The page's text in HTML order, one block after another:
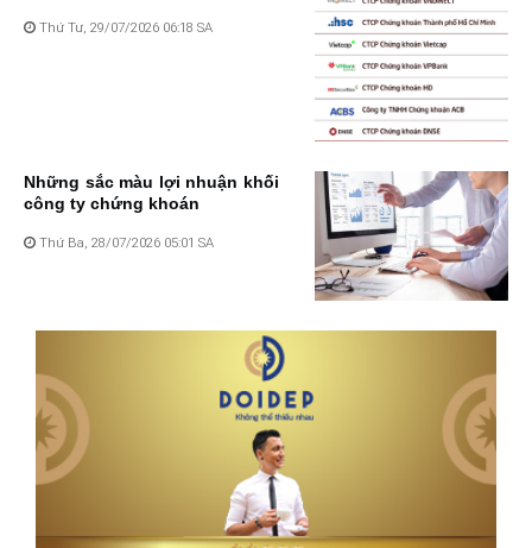
Thứ Tư, 29/07/2026 06:18 SA
Những sắc màu lợi nhuận khối
công ty chứng khoán
Thứ Ba, 28/07/2026 05:01 SA